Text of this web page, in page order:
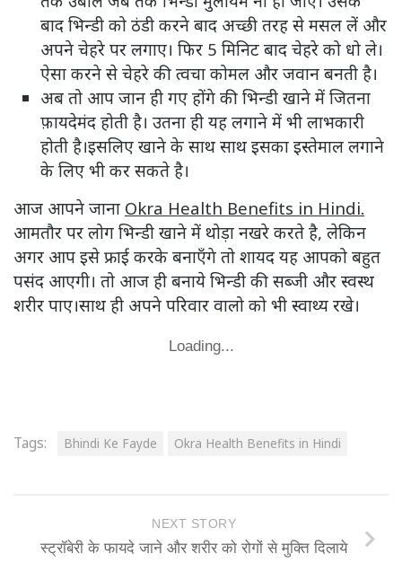
बाद भिन्डी को ठंडी करने बाद अच्छी तरह से मसल लें और
अपने चेहरे पर लगाए। फिर 5 मिनिट बाद चेहरे को धो ले।
ऐसा करने से चेहरे की त्वचा कोमल और जवान बनती है।
अब तो आप जान ही गए होंगे की भिन्डी खाने में जितना
फ़ायदेमंद होती है। उतना ही यह लगाने में भी लाभकारी
होती है।इसलिए खाने के साथ साथ इसका इस्तेमाल लगाने
के लिए भी कर सकते है।
आज आपने जाना Okra Health Benefits in Hindi.
आमतौर पर लोग भिन्डी खाने में थोड़ा नखरे करते है, लेकिन
अगर आप इसे फ्राई करके बनाएँगे तो शायद यह आपको बहुत
पसंद आएगी। तो आज ही बनाये भिन्डी की सब्जी और स्वस्थ
शरीर पाए।साथ ही अपने परिवार वालो को भी स्वाथ्य रखे।
Loading...
Tags: Bhindi Ke Fayde Okra Health Benefits in Hindi
NEXT STORY
स्ट्रॉबेरी के फायदे जाने और शरीर को रोगों से मुक्ति दिलाये